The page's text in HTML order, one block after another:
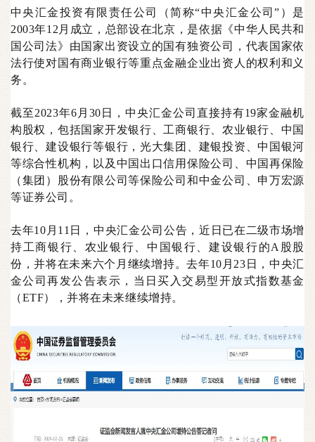
中央汇金投资有限责任公司（简称“中央汇金公司”）是
2003年12月成立，总部设在北京，是依据《中华人民共和
国公司法》由国家出资设立的国有独资公司，代表国家依
法行使对国有商业银行等重点金融企业出资人的权利和义
务。
截至2023年6月30日，中央汇金公司直接持有19家金融机
构股权，包括国家开发银行、工商银行、农业银行、中国
银行、建设银行等银行，光大集团、建银投资、中国银河
等综合性机构，以及中国出口信用保险公司、中国再保险
（集团）股份有限公司等保险公司和中金公司、申万宏源
等证券公司。
去年10月11日，中央汇金公司公告，近日已在二级市场增
持工商银行、农业银行、中国银行、建设银行的A股股
份，并将在未来六个月继续增持。去年10月23日，中央汇
金公司再发公告表示，当日买入交易型开放式指数基金
（ETF），并将在未来继续增持。